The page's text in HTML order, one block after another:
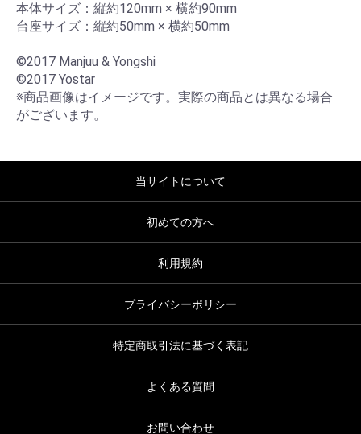
本体サイズ：縦約120mm × 横約90mm
台座サイズ：縦約50mm × 横約50mm
©2017 Manjuu & Yongshi
©2017 Yostar
※商品画像はイメージです。実際の商品とは異なる場合
がございます。
当サイトについて
初めての方へ
利用規約
プライバシーポリシー
特定商取引法に基づく表記
よくある質問
お問い合わせ